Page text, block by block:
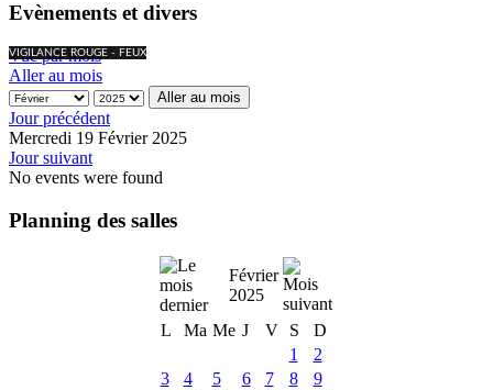
Evènements et divers
VIGILANCE ROUGE - FEUX
Vue par mois
Aller au mois
Aller au mois
Jour précédent
Mercredi 19 Février 2025
Jour suivant
No events were found
Planning des salles
Février
2025
L
Ma Me J V S
D
1
2
3
4 5 6 7 8
9